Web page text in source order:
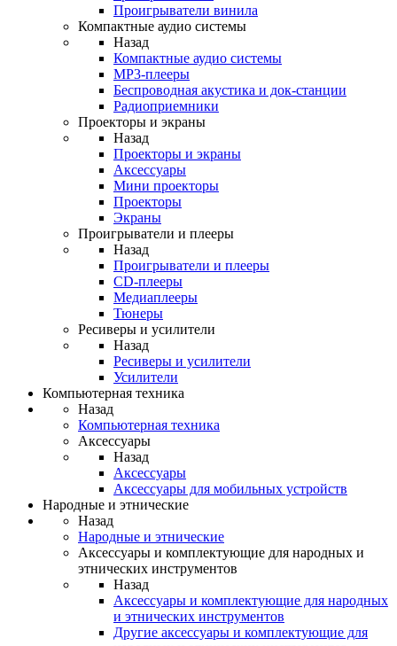
Проигрыватели винила
Компактные аудио системы
Назад
Компактные аудио системы
MP3-плееры
Беспроводная акустика и док-станции
Радиоприемники
Проекторы и экраны
Назад
Проекторы и экраны
Аксессуары
Мини проекторы
Проекторы
Экраны
Проигрыватели и плееры
Назад
Проигрыватели и плееры
CD-плееры
Медиаплееры
Тюнеры
Ресиверы и усилители
Назад
Ресиверы и усилители
Усилители
Компьютерная техника
Назад
Компьютерная техника
Аксессуары
Назад
Аксессуары
Аксессуары для мобильных устройств
Народные и этнические
Назад
Народные и этнические
Аксессуары и комплектующие для народных и
этнических инструментов
Назад
Аксессуары и комплектующие для народных
и этнических инструментов
Другие аксессуары и комплектующие для